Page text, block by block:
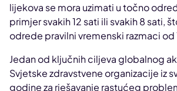
lijekova se mora uzimati u točno
primjer svakih 12 sati ili svakih 8 sati,
odrede pravilni vremenski razmaci od
Jedan od ključnih ciljeva globalnog
Svjetske zdravstvene organizacije iz
godine za rješavanje rastućeg